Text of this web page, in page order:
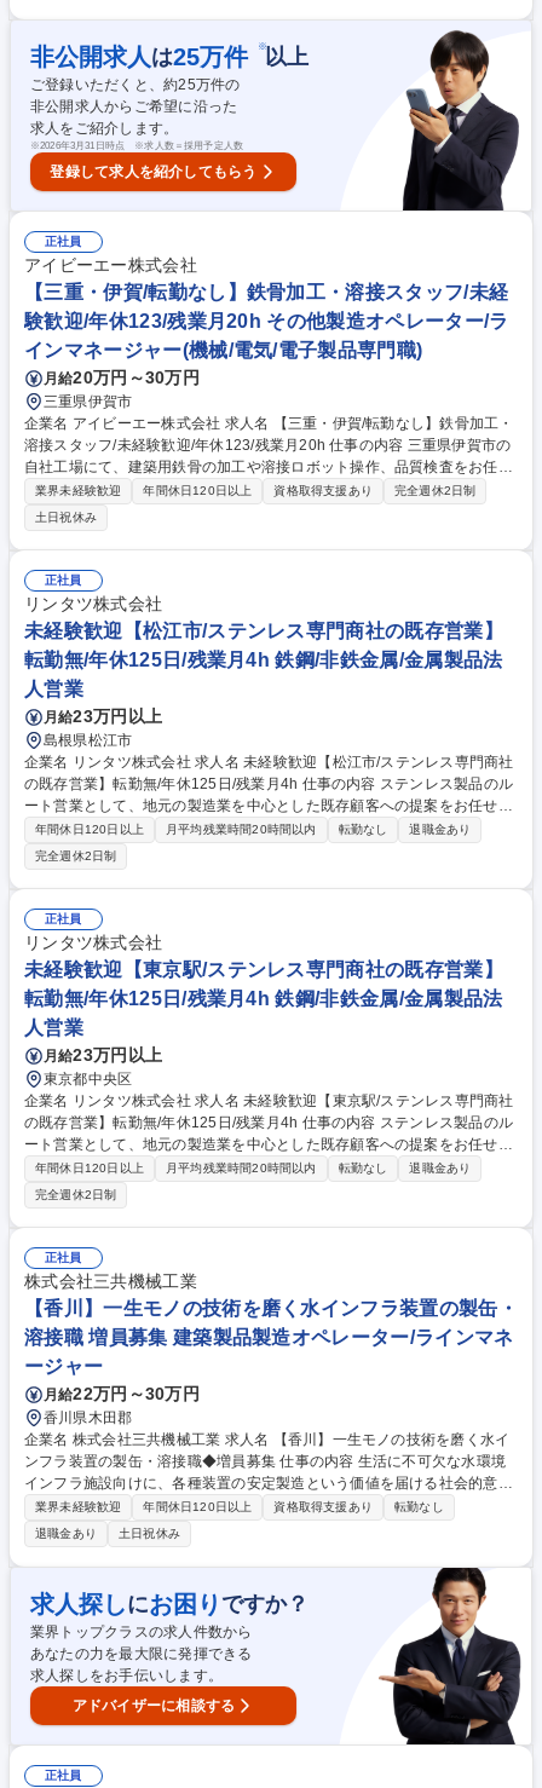
理・調達■未経験歓迎/プライム上場G会社/転勤無
非公開求人 は25万件 ※以上
ご登録いただくと、約25万件の
非公開求人からご希望に沿った
求人をご紹介します。
※2026年3月31日時点 ※求人数＝採用予定人数
登録して求人を紹介してもらう
正社員
アイビーエー株式会社
【三重・伊賀/転勤なし】鉄骨加工・溶接スタッフ/未経
験歓迎/年休123/残業月20h その他製造オペレーター/ラ
インマネージャー(機械/電気/電子製品専門職)
月給20万円～30万円
三重県伊賀市
企業名 アイビーエー株式会社 求人名 【三重・伊賀/転勤なし】鉄骨加工・
溶接スタッフ/未経験歓迎/年休123/残業月20h 仕事の内容 三重県伊賀市の
自社工場にて、建築用鉄骨の加工や溶接ロボット操作、品質検査をお任せ
します。入社後は先輩社員による実務指導が充実しており、ゼロから確か
な製造技術や一生モノのスキルを習得できる環境です。 自社鉄骨製作専用
工場（スチールセンター）にて、以下の製造業務に段階的に挑戦いただき
ます。【具体的な業務】■溶接ロボットの操作および監視 ■半自動溶接や
アーク溶接を用いた鉄骨の溶接・加工 ■完成製品の寸法確認・外観・品質
検査作業 ■工場内の資材管理および付随業務。【教育・指導体制】まずは
安全教育や機器の基礎操作からスタートし、習熟度に合わせて段階的にス
キルアップできる安心の指導体制です。 募集職種 【三重・伊賀/転勤な
し】鉄骨加工・溶接スタッフ/未経験歓迎/年休123/残業月20h
業界未経験歓迎 年間休日120日以上 資格取得支援あり
完全週休2日制
土日祝休み
正社員
リンタツ株式会社
未経験歓迎【松江市/ステンレス専門商社の既存営業】
転勤無/年休125日/残業月4h 鉄鋼/非鉄金属/金属製品法
人営業
月給23万円以上
島根県松江市
企業名 リンタツ株式会社 求人名 未経験歓迎【松江市/ステンレス専門商社
の既存営業】転勤無/年休125日/残業月4h 仕事の内容 ステンレス製品のル
ート営業として、地元の製造業を中心とした既存顧客への提案をお任せし
ます。転居を伴う転勤はなく、地域に根差した営業活動に専念できます。
(全国転勤型も有)※業務内容の変更範囲：営業業務 ■既存顧客（1日3～4
件）の訪問・ニーズ深掘り ■ステンレス製品の仕様打ち合わせ・受注対応
■社内生産部門との加工・納期調整、物流手配 ■納品後のアフターフォロ
ーおよび信頼関係の構築 【取引先】自動車、医療機器、厨房、建材など約
1,000社。長年培った「絆」を武器に、素材＋αの価値を提供します。自社
一貫体制のため、顧客の要望に柔軟かつ迅速に応えられます。 募集職種
未経験歓迎【松江市/ステンレス専門商社の既存営業】転勤無/年休125日/
残業月4h
年間休日120日以上 月平均残業時間20時間以内 転勤なし
退職金あり
完全週休2日制
正社員
リンタツ株式会社
未経験歓迎【東京駅/ステンレス専門商社の既存営業】
転勤無/年休125日/残業月4h 鉄鋼/非鉄金属/金属製品法
人営業
月給23万円以上
東京都中央区
企業名 リンタツ株式会社 求人名 未経験歓迎【東京駅/ステンレス専門商社
の既存営業】転勤無/年休125日/残業月4h 仕事の内容 ステンレス製品のル
ート営業として、地元の製造業を中心とした既存顧客への提案をお任せし
ます。転居を伴う転勤はなく、地域に根差した営業活動に専念できます。
(全国転勤型も有)※業務内容の変更範囲：営業業務 ■既存顧客（1日3～4
件）の訪問・ニーズ深掘り ■ステンレス製品の仕様打ち合わせ・受注対応
■社内生産部門との加工・納期調整、物流手配 ■納品後のアフターフォロ
ーおよび信頼関係の構築 【取引先】自動車、医療機器、厨房、建材など約
1,000社。長年培った「絆」を武器に、素材＋αの価値を提供します。自社
一貫体制のため、顧客の要望に柔軟かつ迅速に応えられます。 募集職種
未経験歓迎【東京駅/ステンレス専門商社の既存営業】転勤無/年休125日/
残業月4h
年間休日120日以上 月平均残業時間20時間以内 転勤なし
退職金あり
完全週休2日制
正社員
株式会社三共機械工業
【香川】一生モノの技術を磨く水インフラ装置の製缶・
溶接職 増員募集 建築製品製造オペレーター/ラインマネ
ージャー
月給22万円～30万円
香川県木田郡
企業名 株式会社三共機械工業 求人名 【香川】一生モノの技術を磨く水イ
ンフラ装置の製缶・溶接職◆増員募集 仕事の内容 生活に不可欠な水環境
インフラ施設向けに、各種装置の安定製造という価値を届ける社会的意義
のあるミッション。完全受注生産の環境にて、図面を読み解きながら裁量
を持って製缶・溶接業務の全般を担う職務。 【詳細】◆完全受注生産の水
環境装置に対し、図面から製造の工程や段取りを自ら組み立て、最適な材
料受け入れや切断作業を進めていく工程設計◆長年培った溶接やガス切断
の職人技術をフルに駆使し、ケガキや開先加工、本溶接から仕上げ、ひず
み取りまでをミリ単位で行う溶接加工◆同じモノのない一品物の装置を対
象とし、仮組立から製缶完了に至る全プロセスを製造チームで力を合わせ
て作り上げていくモノづくりを担当。 募集職種 【香川】一生モノの技術
を磨く水インフラ装置の製缶・溶接職◆増員募集
業界未経験歓迎 年間休日120日以上 資格取得支援あり
転勤なし
退職金あり
土日祝休み
求人探しにお困り ですか？
業界トップクラスの求人件数から
あなたの力を最大限に発揮できる
求人探しをお手伝いします。
アドバイザーに相談する
正社員